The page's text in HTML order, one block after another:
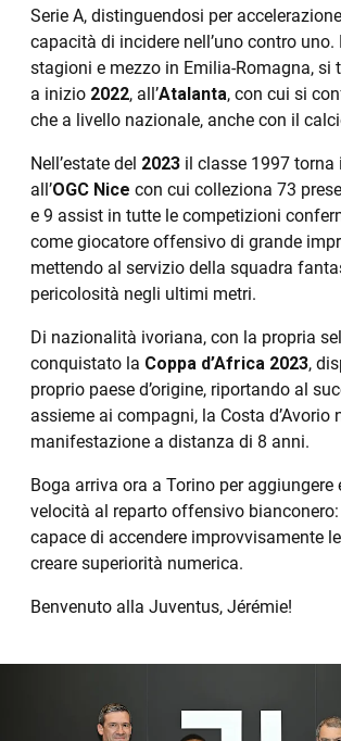
Serie A, distinguendosi per
capacità di incidere nell’uno contro uno.
stagioni e mezzo in Emilia-Romagna, si
a inizio 2022, all’Atalanta, con cui si
che a livello nazionale, anche con il
Nell’estate del 2023 il classe 1997 torna
all’OGC Nice con cui colleziona 73
e 9 assist in tutte le competizioni
come giocatore offensivo di grande
mettendo al servizio della squadra
pericolosità negli ultimi metri.
Di nazionalità ivoriana, con la propria
conquistato la Coppa d’Africa 2023,
proprio paese d’origine, riportando al
assieme ai compagni, la Costa d’Avorio
manifestazione a distanza di 8 anni.
Boga arriva ora a Torino per aggiungere
velocità al reparto offensivo
capace di accendere improvvisamente
creare superiorità numerica.
Benvenuto alla Juventus, Jérémie!